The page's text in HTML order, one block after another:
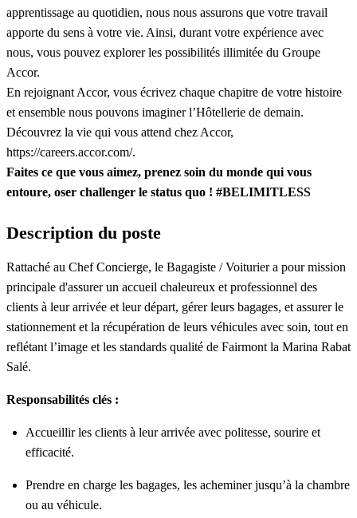
apprentissage au quotidien, nous nous assurons que votre travail
apporte du sens à votre vie. Ainsi, durant votre expérience avec
nous, vous pouvez explorer les possibilités illimitée du Groupe
Accor.
En rejoignant Accor, vous écrivez chaque chapitre de votre histoire
et ensemble nous pouvons imaginer l’Hôtellerie de demain.
Découvrez la vie qui vous attend chez Accor,
https://careers.accor.com/.
Faites ce que vous aimez, prenez soin du monde qui vous
entoure, oser challenger le status quo ! #BELIMITLESS
Description du poste
Rattaché au Chef Concierge, le Bagagiste / Voiturier a pour mission
principale d'assurer un accueil chaleureux et professionnel des
clients à leur arrivée et leur départ, gérer leurs bagages, et assurer le
stationnement et la récupération de leurs véhicules avec soin, tout en
reflétant l’image et les standards qualité de Fairmont la Marina Rabat
Salé.
Responsabilités clés :
Accueillir les clients à leur arrivée avec politesse, sourire et
efficacité.
Prendre en charge les bagages, les acheminer jusqu’à la chambre
ou au véhicule.